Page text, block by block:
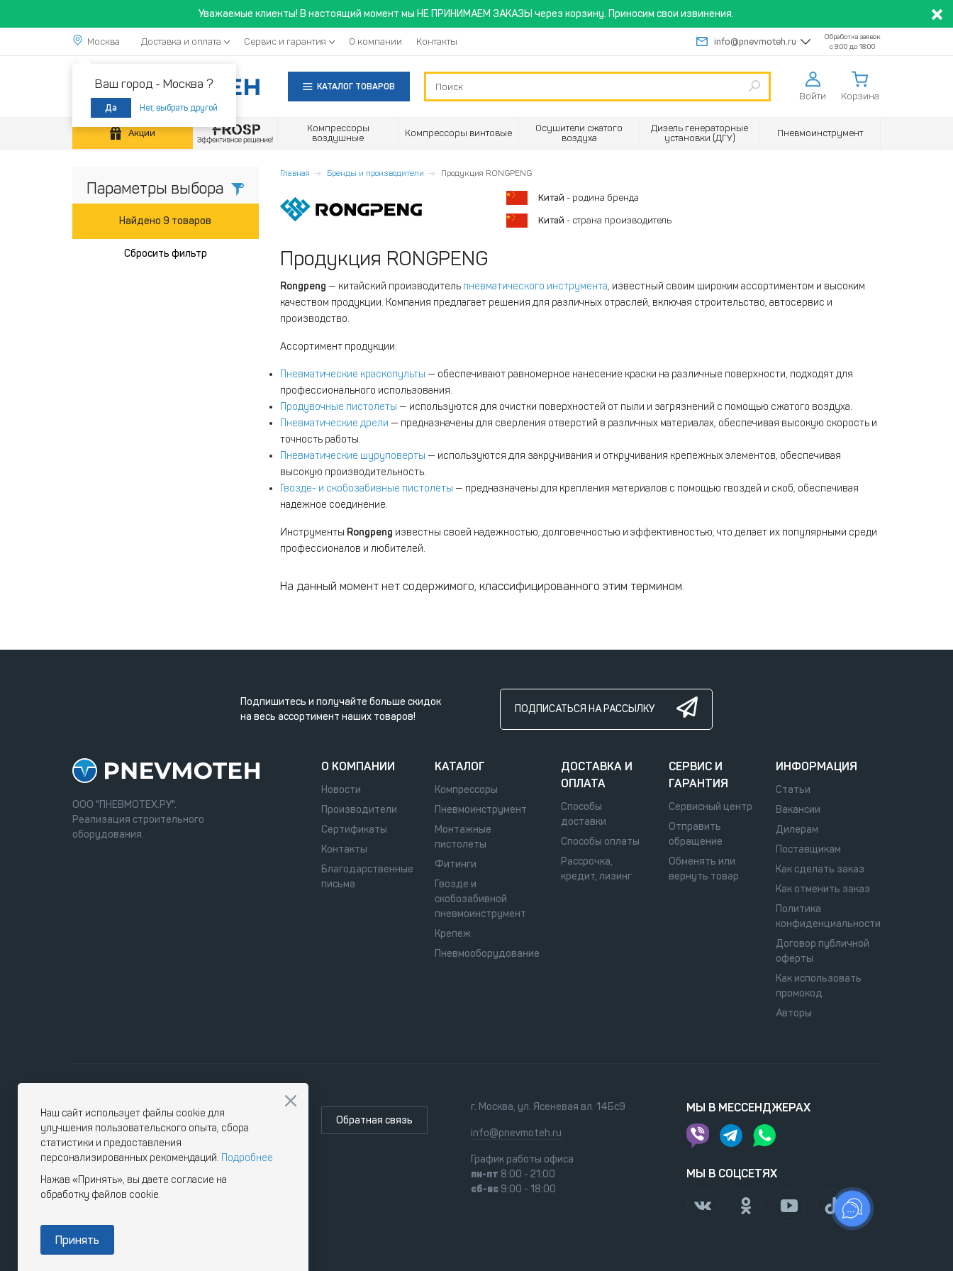
Уважаемые клиенты! В настоящий момент мы НЕ ПРИНИМАЕМ ЗАКАЗЫ через корзину. Приносим свои извинения.
Москва
Ваш город - Москва ?
Да Нет, выбрать другой
Доставка и оплата Сервис и гарантия О компании Контакты info@pnevmoteh.ru
Обработка заявок
с 9:00 до 18:00
КАТАЛОГ ТОВАРОВ
Войти Корзина
Акции
Компрессоры
воздушные
Компрессоры винтовые
Осушители сжатого
воздуха
Дизель генераторные
установки (ДГУ)
Пневмоинструмент
Параметры выбора
Найдено 9 товаров
Сбросить фильтр
Главная Бренды и производители Продукция RONGPENG
Китай - родина бренда
Китай - страна производитель
Продукция RONGPENG
Rongpeng — китайский производитель пневматического инструмента, известный своим широким ассортиментом и высоким
качеством продукции. Компания предлагает решения для различных отраслей, включая строительство, автосервис и
производство.
Ассортимент продукции:
Пневматические краскопульты — обеспечивают равномерное нанесение краски на различные поверхности, подходят для
профессионального использования.
Продувочные пистолеты — используются для очистки поверхностей от пыли и загрязнений с помощью сжатого воздуха.
Пневматические дрели — предназначены для сверления отверстий в различных материалах, обеспечивая высокую скорость и
точность работы.
Пневматические шуруповерты — используются для закручивания и откручивания крепежных элементов, обеспечивая
высокую производительность.
Гвозде- и скобозабивные пистолеты — предназначены для крепления материалов с помощью гвоздей и скоб, обеспечивая
надежное соединение.
Инструменты Rongpeng известны своей надежностью, долговечностью и эффективностью, что делает их популярными среди
профессионалов и любителей.
На данный момент нет содержимого, классифицированного этим термином.
Подпишитесь и получайте больше скидок
на весь ассортимент наших товаров!
ПОДПИСАТЬСЯ НА РАССЫЛКУ
ООО "ПНЕВМОТЕХ.РУ".
Реализация строительного
оборудования.
О КОМПАНИИ
Новости
Производители
Сертификаты
Контакты
Благодарственные
письма
КАТАЛОГ
Компрессоры
Пневмоинструмент
Монтажные
пистолеты
Фитинги
Гвозде и
скобозабивной
пневмоинструмент
Крепеж
Пневмооборудование
ДОСТАВКА И
ОПЛАТА
Способы
доставки
Способы оплаты
Рассрочка,
кредит, лизинг
СЕРВИС И
ГАРАНТИЯ
Сервисный центр
Отправить
обращение
Обменять или
вернуть товар
ИНФОРМАЦИЯ
Статьи
Вакансии
Дилерам
Поставщикам
Как сделать заказ
Как отменить заказ
Политика
конфиденциальности
Договор публичной
оферты
Как использовать
промокод
Авторы
Обратная связь
г. Москва, ул. Ясеневая вл. 14Бс9
info@pnevmoteh.ru
График работы офиса
пн-пт 8:00 - 21:00
сб-вс9:00 - 18:00
МЫ В МЕССЕНДЖЕРАХ
МЫ В СОЦСЕТЯХ
Наш сайт использует файлы cookie для
улучшения пользовательского опыта, сбора
статистики и предоставления
персонализированных рекомендаций. Подробнее
Нажав «Принять», вы даете согласие на
обработку файлов cookie.
Принять